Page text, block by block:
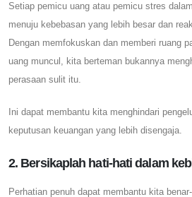
Setiap pemicu uang atau pemicu stres
menuju kebebasan yang lebih besar dan
Dengan memfokuskan dan memberi ruang
uang muncul, kita berteman bukannya
perasaan sulit itu.
Ini dapat membantu kita menghindari
keputusan keuangan yang lebih disengaja.
2. Bersikaplah hati-hati dalam
Perhatian penuh dapat membantu kita